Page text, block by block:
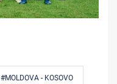
#MOLDOVA - KOSOVO